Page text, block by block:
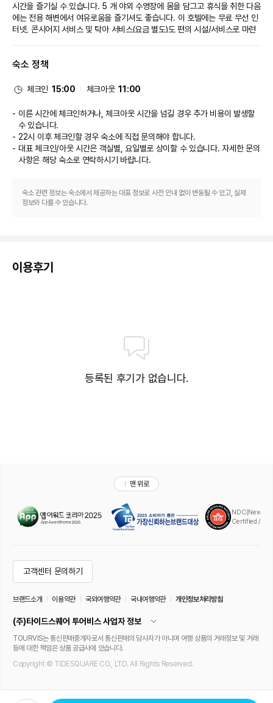
시간을 즐기실 수 있습니다. 5 개 야외 수영장에 몸을 담그고 휴식을 취한 다음
에는 전용 해변에서 여유로움을 즐기셔도 좋습니다. 이 호텔에는 무료 무선 인
터넷, 콘시어지 서비스 및 탁아 서비스(요금 별도)도 편의 시설/서비스로 마련
이 호텔에는 3 개의 레스토랑이 있으며 이중 하나인 Osteria al Mare에서 이
이용하실 수 있어요. 커피숍/카페에서는 스낵이 제공됩니다. 바/라운지에서는
06:30 ~ 10:30에 유료로 이용하실 수 있습니다.
비즈니스, 기타 편의시설
대표적인 편의 시설과 서비스로는 비즈니스 센터, 리무진/타운카 서비스, 드라
이클리닝/세탁 서비스 등이 있습니다. 이 호텔의 행사 시설은 컨퍼런스 센터
및 회의실 등으로 구성되어 있습니다. 고객께서는 별도 요금으로 기차역 픽업
숙소 정책
체크인 15:00 체크아웃 11:00
이른 시간에 체크인하거나, 체크아웃 시간을 넘길 경우 추가 비용이 발생할
수 있습니다.
22시 이후 체크인할 경우 숙소에 직접 문의해야 합니다.
대표 체크인/아웃 시간은 객실별, 요일별로 상이할 수 있습니다. 자세한 문의
사항은 해당 숙소로 연락하시기 바랍니다.
숙소 관련 정보는 숙소에서 제공하는 대표 정보로 사전 안내 없이 변동될 수 있고, 실제
정보와 다를 수 있습니다.
이용후기
등록된 후기가 없습니다.